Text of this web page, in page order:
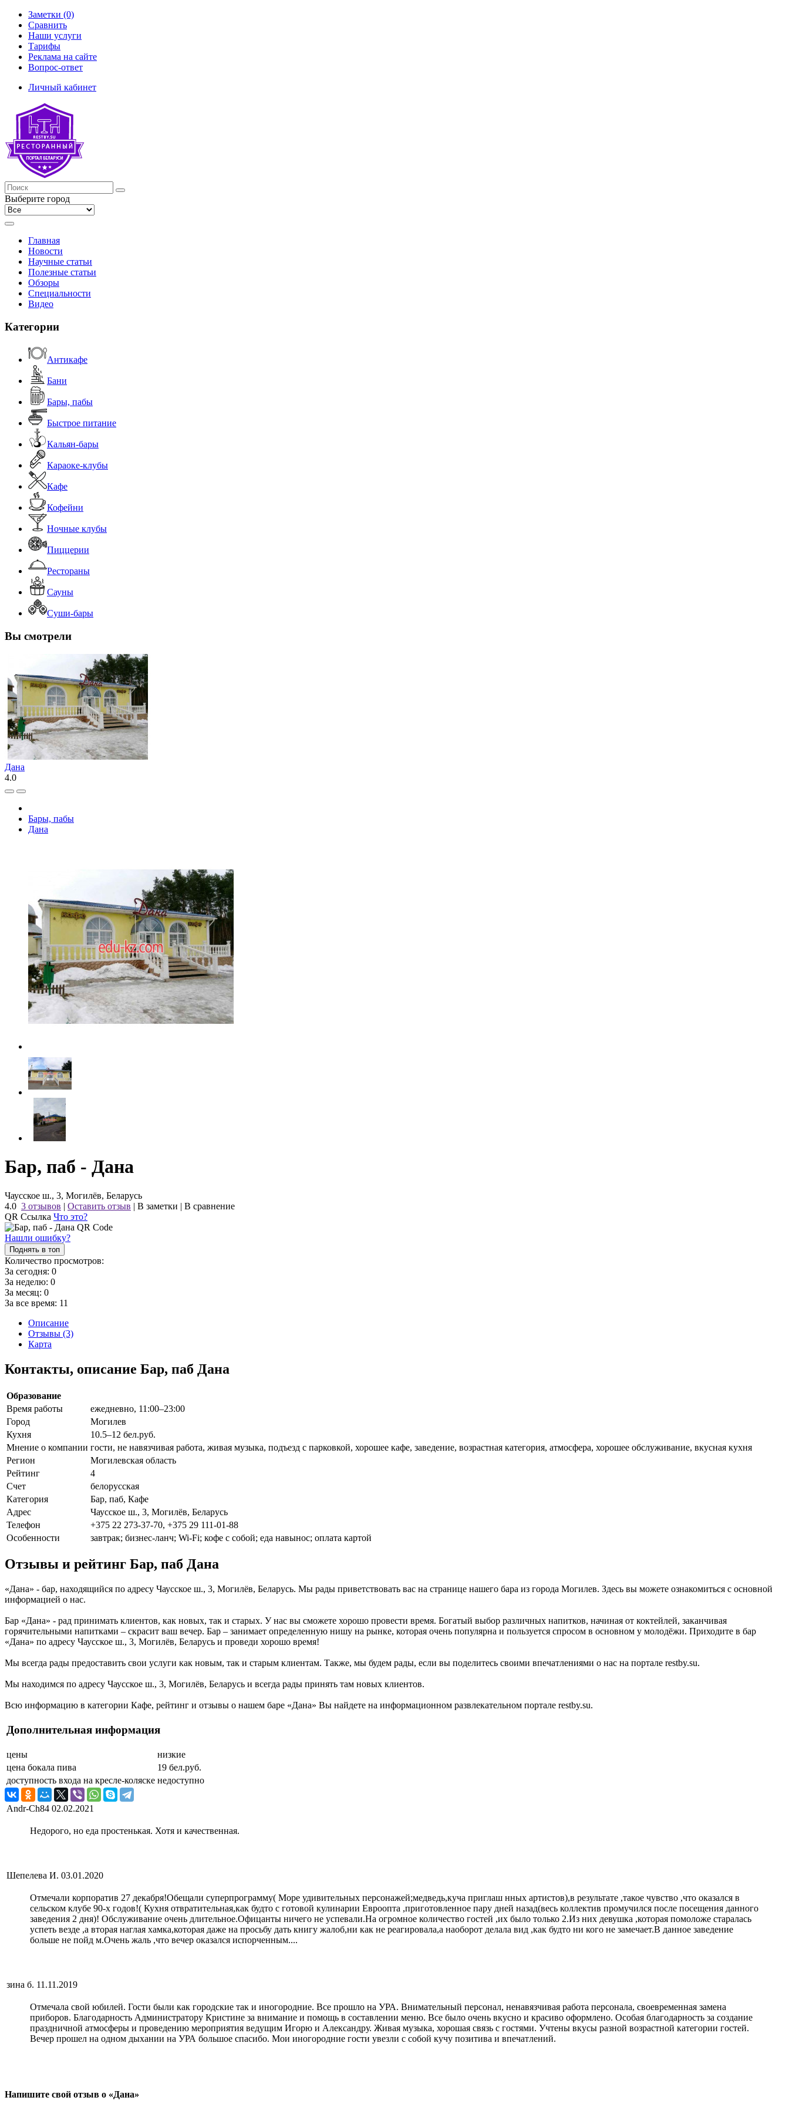
Заметки (0)
Сравнить
Наши услуги
Тарифы
Реклама на сайте
Вопрос-ответ
Личный кабинет
Выберите город
Главная
Новости
Научные статьи
Полезные статьи
Обзоры
Специальности
Видео
Категории
Антикафе
Бани
Бары, пабы
Быстрое питание
Кальян-бары
Караоке-клубы
Кафе
Кофейни
Ночные клубы
Пиццерии
Рестораны
Сауны
Суши-бары
Вы смотрели
Дана
4.0
Бары, пабы
Дана
Бар, паб - Дана
Чаусское ш., 3, Могилёв, Беларусь
4.0 3 отзывов | Оставить отзыв | В заметки | В сравнение
QR Ссылка Что это?
Нашли ошибку?
Поднять в топ
Количество просмотров:
За сегодня: 0
За неделю: 0
За месяц: 0
За все время: 11
Описание
Отзывы (3)
Карта
Контакты, описание Бар, паб Дана
Образование
Время работы
ежедневно, 11:00–23:00
Город
Могилев
Кухня
10.5–12 бел.руб.
Мнение о компании гости, не навязчивая работа, живая музыка, подъезд с парковкой, хорошее кафе, заведение, возрастная категория, атмосфера, хорошее обслуживание, вкусная кухня
Регион
Могилевская область
Рейтинг
4
Счет
белорусская
Категория
Бар, паб, Кафе
Адрес
Чаусское ш., 3, Могилёв, Беларусь
Телефон
+375 22 273-37-70, +375 29 111-01-88
Особенности
завтрак; бизнес-ланч; Wi-Fi; кофе с собой; еда навынос; оплата картой
Отзывы и рейтинг Бар, паб Дана
«Дана» - бар, находящийся по адресу Чаусское ш., 3, Могилёв, Беларусь. Мы рады приветствовать вас на странице нашего бара из города Могилев. Здесь вы можете ознакомиться с основной
информацией о нас.
Бар «Дана» - рад принимать клиентов, как новых, так и старых. У нас вы сможете хорошо провести время. Богатый выбор различных напитков, начиная от коктейлей, заканчивая
горячительными напитками – скрасит ваш вечер. Бар – занимает определенную нишу на рынке, которая очень популярна и пользуется спросом в основном у молодёжи. Приходите в бар
«Дана» по адресу Чаусское ш., 3, Могилёв, Беларусь и проведи хорошо время!
Мы всегда рады предоставить свои услуги как новым, так и старым клиентам. Также, мы будем рады, если вы поделитесь своими впечатлениями о нас на портале restby.su.
Мы находимся по адресу Чаусское ш., 3, Могилёв, Беларусь и всегда рады принять там новых клиентов.
Всю информацию в категории Кафе, рейтинг и отзывы о нашем баре «Дана» Вы найдете на информационном развлекательном портале restby.su.
Дополнительная информация
цены
низкие
цена бокала пива
19 бел.руб.
доступность входа на кресле-коляске недоступно
Andr-Ch84 02.02.2021
Недорого, но еда простенькая. Хотя и качественная.
Шепелева И. 03.01.2020
Отмечали корпоратив 27 декабря!Обещали суперпрограмму( Море удивительных персонажей;медведь,куча приглаш нных артистов),в результате ,такое чувство ,что оказался в
сельском клубе 90-х годов!( Кухня отвратительная,как будто с готовой кулинарии Евроопта ,приготовленное пару дней назад(весь коллектив промучился после посещения данного
заведения 2 дня)! Обслуживание очень длительное.Офицанты ничего не успевали.На огромное количество гостей ,их было только 2.Из них девушка ,которая помоложе старалась
успеть везде ,а вторая наглая хамка,которая даже на просьбу дать книгу жалоб,ни как не реагировала,а наоборот делала вид ,как будто ни кого не замечает.В данное заведение
больше не пойд м.Очень жаль ,что вечер оказался испорченным....
зина б. 11.11.2019
Отмечала свой юбилей. Гости были как городские так и иногородние. Все прошло на УРА. Внимательный персонал, ненавязчивая работа персонала, своевременная замена
приборов. Благодарность Администратору Кристине за внимание и помощь в составлении меню. Все было очень вкусно и красиво оформлено. Особая благодарность за создание
праздничной атмосферы и проведению мероприятия ведущим Игорю и Александру. Живая музыка, хорошая связь с гостями. Учтены вкусы разной возрастной категории гостей.
Вечер прошел на одном дыхании на УРА большое спасибо. Мои иногородние гости увезли с собой кучу позитива и впечатлений.
Напишите свой отзыв о «Дана»